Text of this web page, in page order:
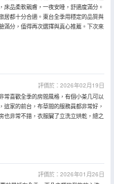
床品柔軟親膚，一夜安睡，舒適度滿分。
居都十分合適。東台全季用穩定的品質與
滿分，值得再次選擇與真心推薦。下次來
評價於：2026年02月19日
常喜歡全季的房間風格，有個小茶几可以
家的前台，布草間的服務員都非常好，
也非常不錯，衣服臟了立洗立烘乾，總之
評價於：2026年01月26日